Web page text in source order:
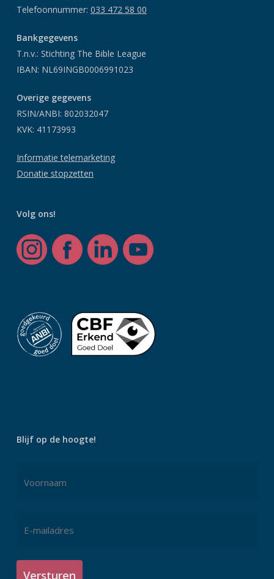
Telefoonnummer: 033 472 58 00
Bankgegevens
T.n.v.: Stichting The Bible League
IBAN: NL69INGB0006991023
Overige gegevens
RSIN/ANBI: 802032047
KVK: 41173993
Informatie telemarketing
Donatie stopzetten
Volg ons!
Blijf op de hoogte!
mailadres